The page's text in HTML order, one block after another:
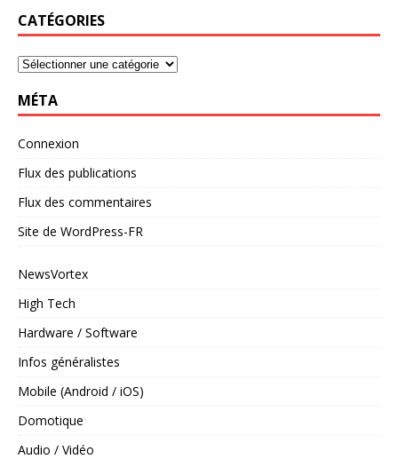
CATÉGORIES
MÉTA
Connexion
Flux des publications
Flux des commentaires
Site de WordPress-FR
NewsVortex
High Tech
Hardware / Software
Infos généralistes
Mobile (Android / iOS)
Domotique
Audio / Vidéo